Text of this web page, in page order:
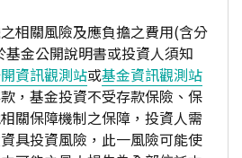
相關風險及應負擔之費用(含分
金公開說明書或投資人須知
資訊觀測站或基金資訊觀測站
，基金投資不受存款保險、保
關保障機制之保障，投資人需
具投資風險，此一風險可能使